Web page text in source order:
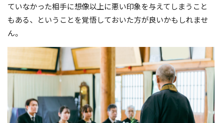
ていなかった相手に想像以上に悪い印象を与えてしまうこと
もある、ということを覚悟しておいた方が良いかもしれませ
ん。